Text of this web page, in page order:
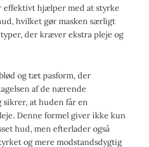
effektivt hjælper med at styrke
hvilket gør masken særligt
der kræver ekstra pleje og
og tæt pasform, der
af de nærende
sikrer, at huden får en
Denne formel giver ikke kun
hud, men efterlader også
og mere modstandsdygtig